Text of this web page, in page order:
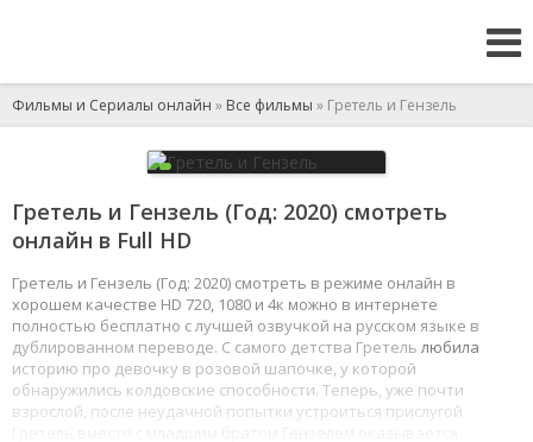
Фильмы и Сериалы онлайн » Все фильмы » Гретель и Гензель
Гретель и Гензель (Год: 2020) смотреть
онлайн в Full HD
Гретель и Гензель (Год: 2020) смотреть в режиме онлайн в
хорошем качестве HD 720, 1080 и 4к можно в интернете
полностью бесплатно с лучшей озвучкой на русском языке в
дублированном переводе. С самого детства Гретельлюбила
историю про девочку в розовой шапочке, у которой
обнаружились колдовские способности. Теперь, уже почти
взрослой, после неудачной попытки устроиться прислугой